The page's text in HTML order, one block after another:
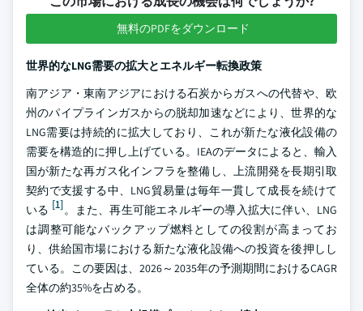
無料のPDFをダウンロード
世界的なLNG需要の拡大とエネルギー転換政策
南アジア・東南アジアにおける石炭からガスへの代替や、欧
州のパイプラインガスからの脱却加速などにより、世界的な
LNG需要は持続的に拡大しており、これが新たな液化設備の
需要を構造的に押し上げている。IEAのデータによると、輸入
国が新たな再ガス化インフラを整備し、上流開発を長期引取
契約で支援する中、LNG貿易量は毎年一貫して成長を続けて
いる [1]。また、再生可能エネルギーの導入拡大に伴い、LNG
は調整可能なバックアップ燃料としての役割が高まってお
り、供給国市場における新たな液化設備への投資を後押しし
ている。この要因は、2026～2035年の予測期間におけるCAGR
全体の約35%を占める。